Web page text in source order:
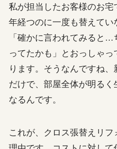
私が担当したお客様のお
年経つのに一度も替えてい
「確かに言われてみると
ってたかも」とおっしゃ
ります。そうなんですね
だけで、部屋全体が明る
なるんです。
これが、クロス張替えリ